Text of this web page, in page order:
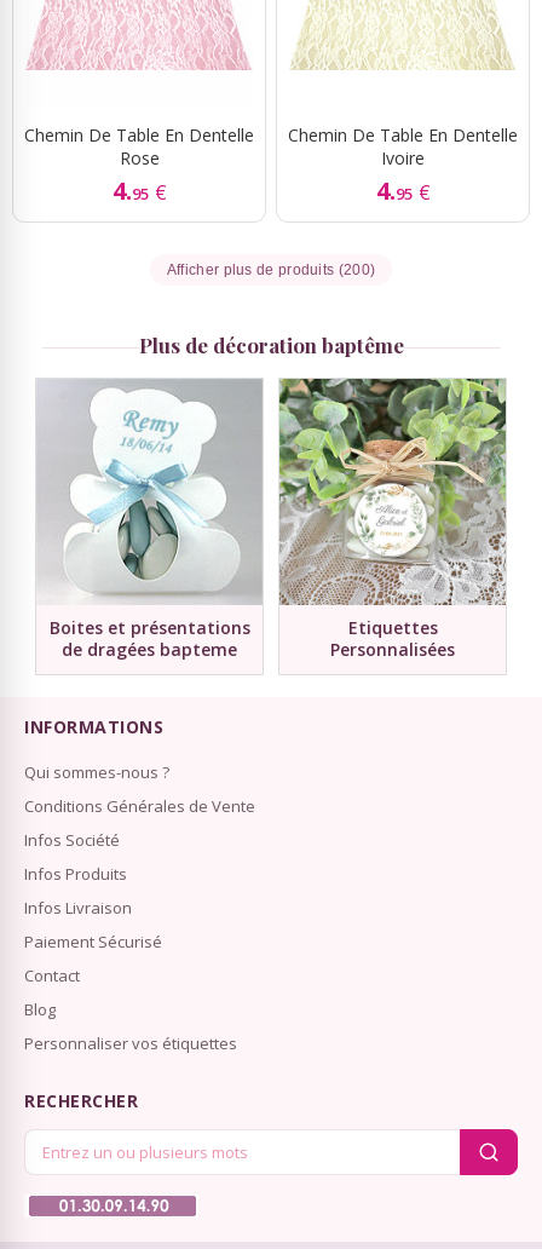
Chemin De Table En Dentelle
Rose
4.95 €
Chemin De Table En Dentelle
Ivoire
4.95 €
Afficher plus de produits (200)
Plus de décoration baptême
Boites et présentations
de dragées bapteme
Etiquettes
Personnalisées
INFORMATIONS
Qui sommes-nous ?
Conditions Générales de Vente
Infos Société
Infos Produits
Infos Livraison
Paiement Sécurisé
Contact
Blog
Personnaliser vos étiquettes
RECHERCHER